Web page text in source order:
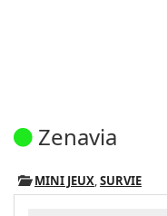
Zenavia
MINI JEUX,SURVIE